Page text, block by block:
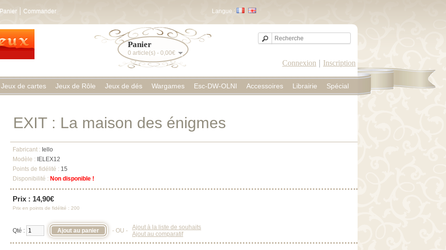
Langue :
Panier
0 article(s) - 0,00€
Connexion | Inscription
Panier Commander
Jeux de cartes Jeux de Rôle Jeux de dés Wargames Esc-DW-OLNI Accessoires Librairie Spécial
EXIT : La maison des énigmes
Fabricant : Iello
Modèle : IELEX12
Points de fidélité : 15
Disponibilité : Non disponible !
Prix : 14,90€
Prix en points de fidélité : 200
Qté : - OU -
Ajout à la liste de souhaits
Ajout au comparatif